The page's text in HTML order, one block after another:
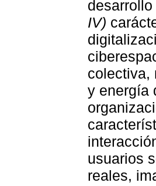
IV)
colectiva,
y energía
usuarios
reales,